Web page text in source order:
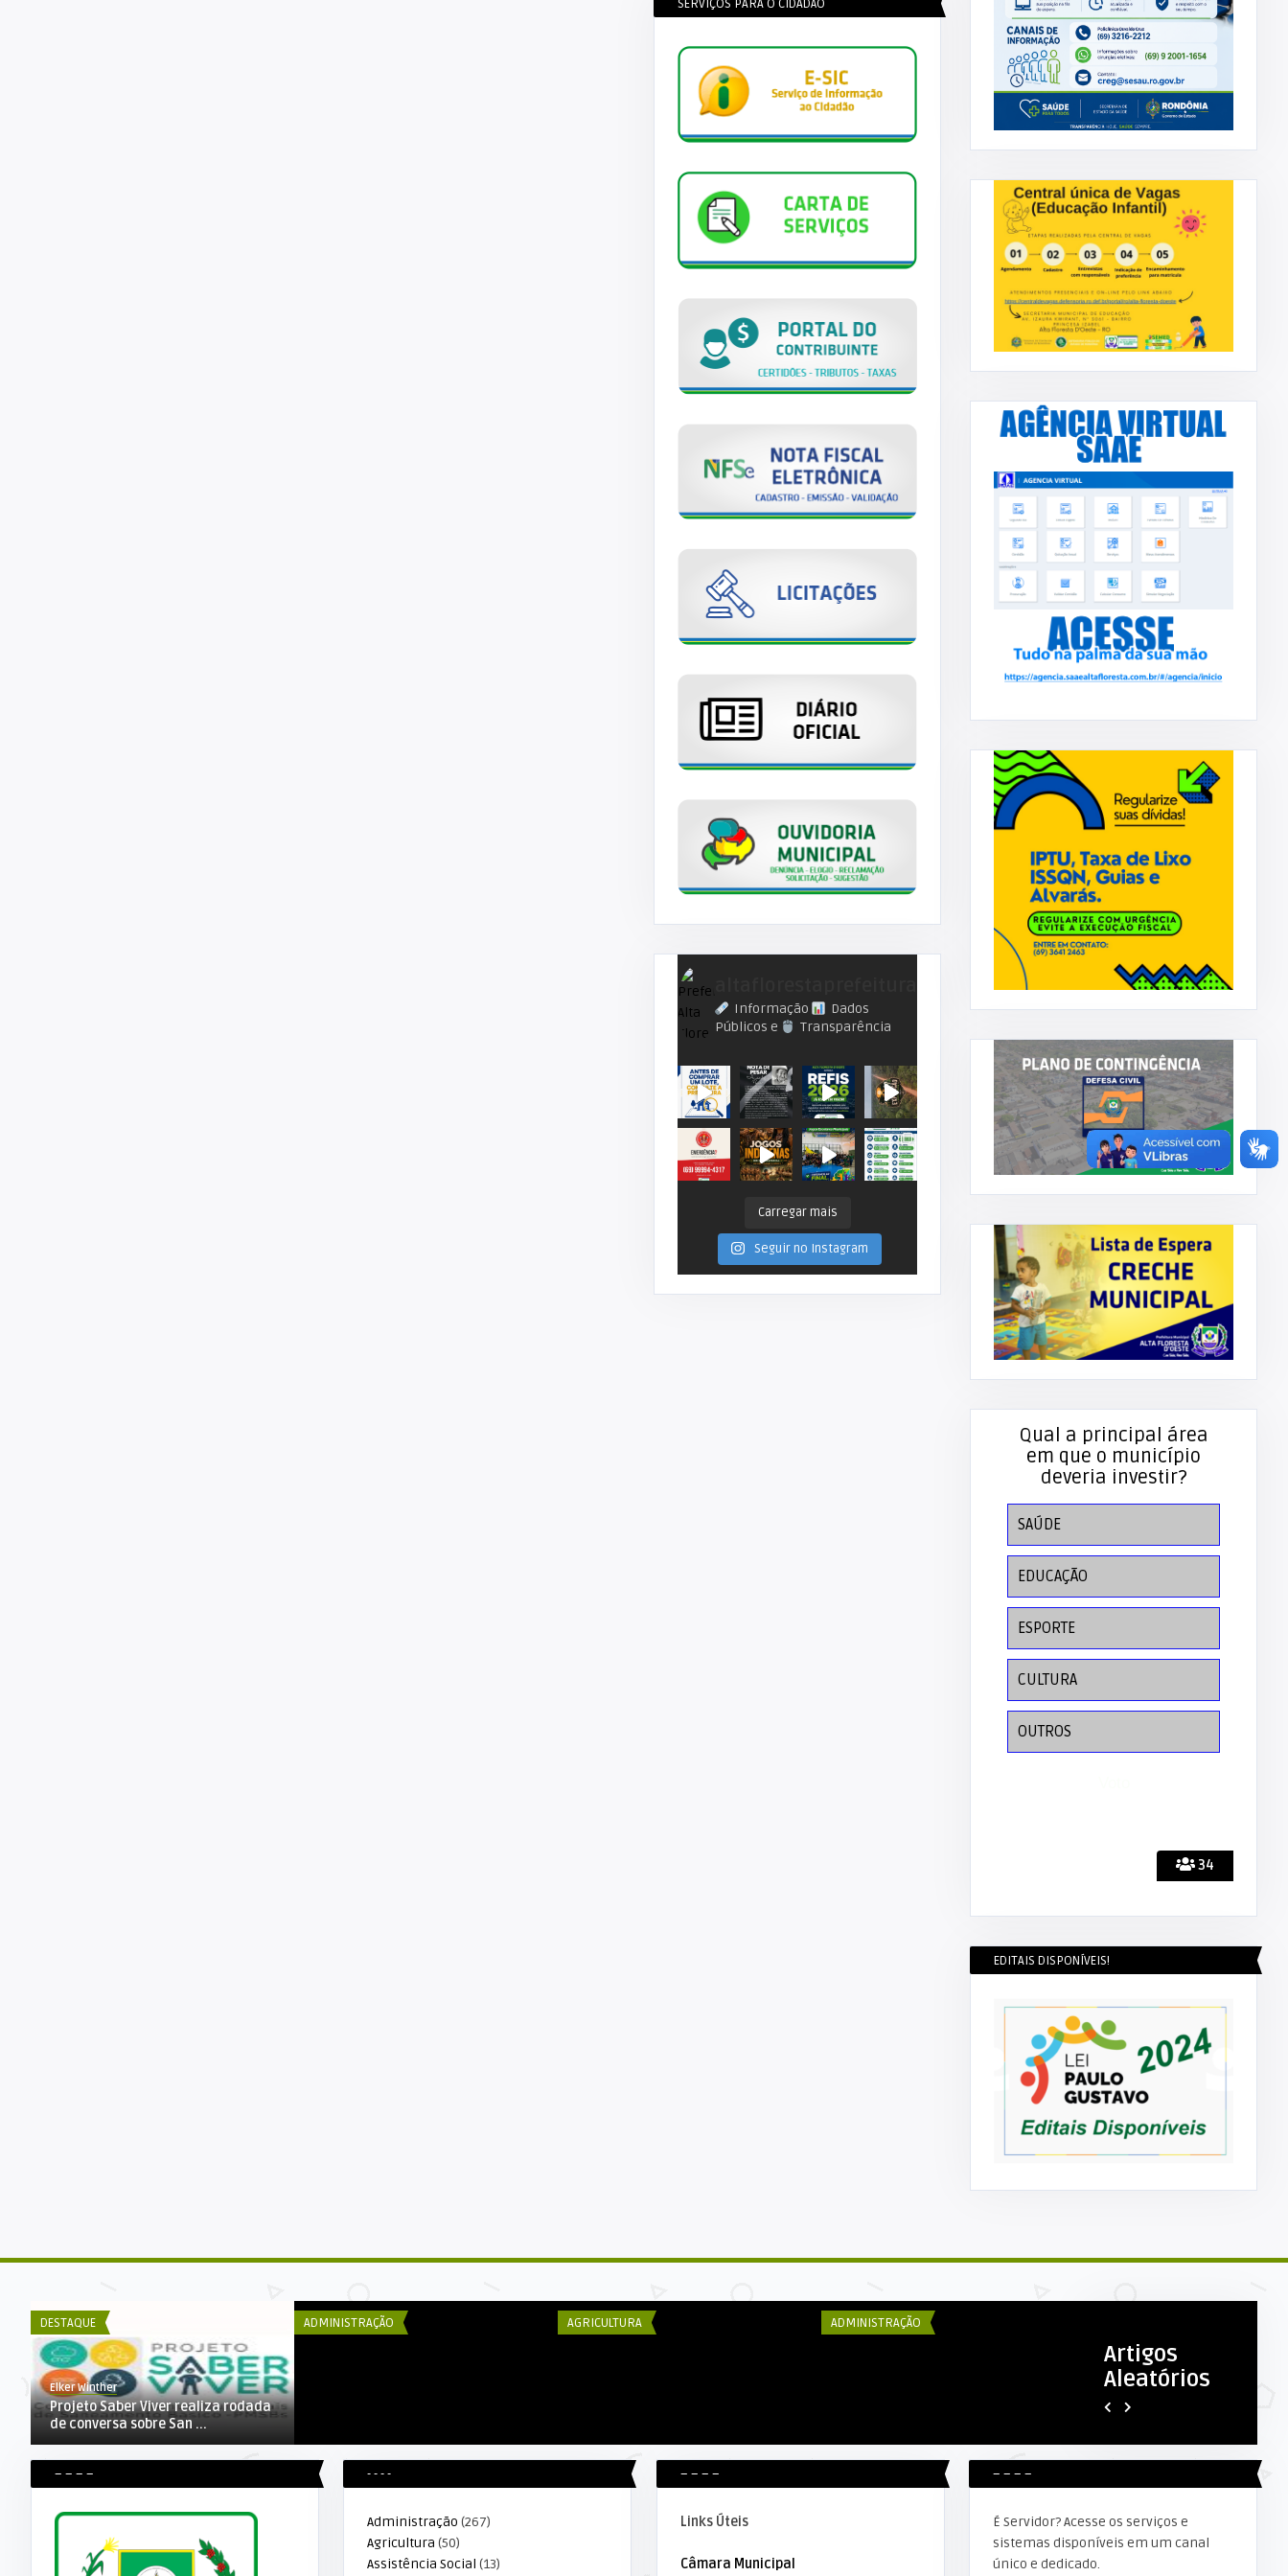
SERVIÇOS PARA O CIDADÃO
Informação
Dados
Públicos e
Transparência
Carregar mais
Seguir no Instagram
34
Qual a principal área
em que o município
deveria investir?
SAÚDE
EDUCAÇÃO
ESPORTE
CULTURA
OUTROS
EDITAIS DISPONÍVEIS!
Artigos
Aleatórios
DESTAQUE
Elker Winther
Projeto Saber Viver realiza rodada
de conversa sobre San ...
ADMINISTRAÇÃO
Comunicado Prefeitura Municipal
AGRICULTURA
Alta Floresta Reunião discute uso
ADMINISTRAÇÃO
Município de Alta Floresta Decreta
Prefeitura Municipal
– – – – - - - -
Administração (267)
Agricultura (50)
Assistência Social (13)
– – – –
Links Úteis
Câmara Municipal
– – – –
É Servidor? Acesse os serviços e
sistemas disponíveis em um canal
único e dedicado.